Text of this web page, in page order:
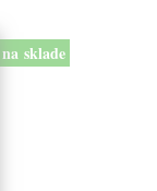
na sklade